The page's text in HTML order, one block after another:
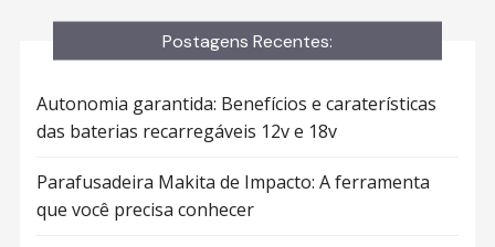
Postagens Recentes:
Autonomia garantida: Benefícios e caraterísticas
das baterias recarregáveis 12v e 18v
Parafusadeira Makita de Impacto: A ferramenta
que você precisa conhecer